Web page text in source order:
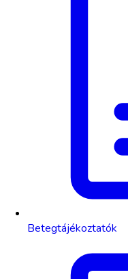
Betegtájékoztatók